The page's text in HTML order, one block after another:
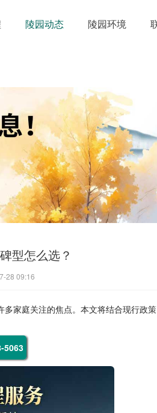
陵园动态 陵园环境
型怎么选？
28 09:16
家庭关注的焦点。本文将结合现行政
5063